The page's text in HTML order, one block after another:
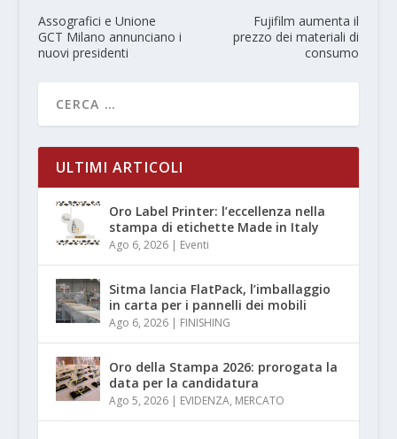
Assografici e Unione
GCT Milano annunciano i
nuovi presidenti
Fujifilm aumenta il
prezzo dei materiali di
consumo
ULTIMI ARTICOLI
Oro Label Printer: l’eccellenza nella
stampa di etichette Made in Italy
Ago 6, 2026| Eventi
Sitma lancia FlatPack, l’imballaggio
in carta per i pannelli dei mobili
Ago 6, 2026| FINISHING
Oro della Stampa 2026: prorogata la
data per la candidatura
Ago 5, 2026| EVIDENZA, MERCATO